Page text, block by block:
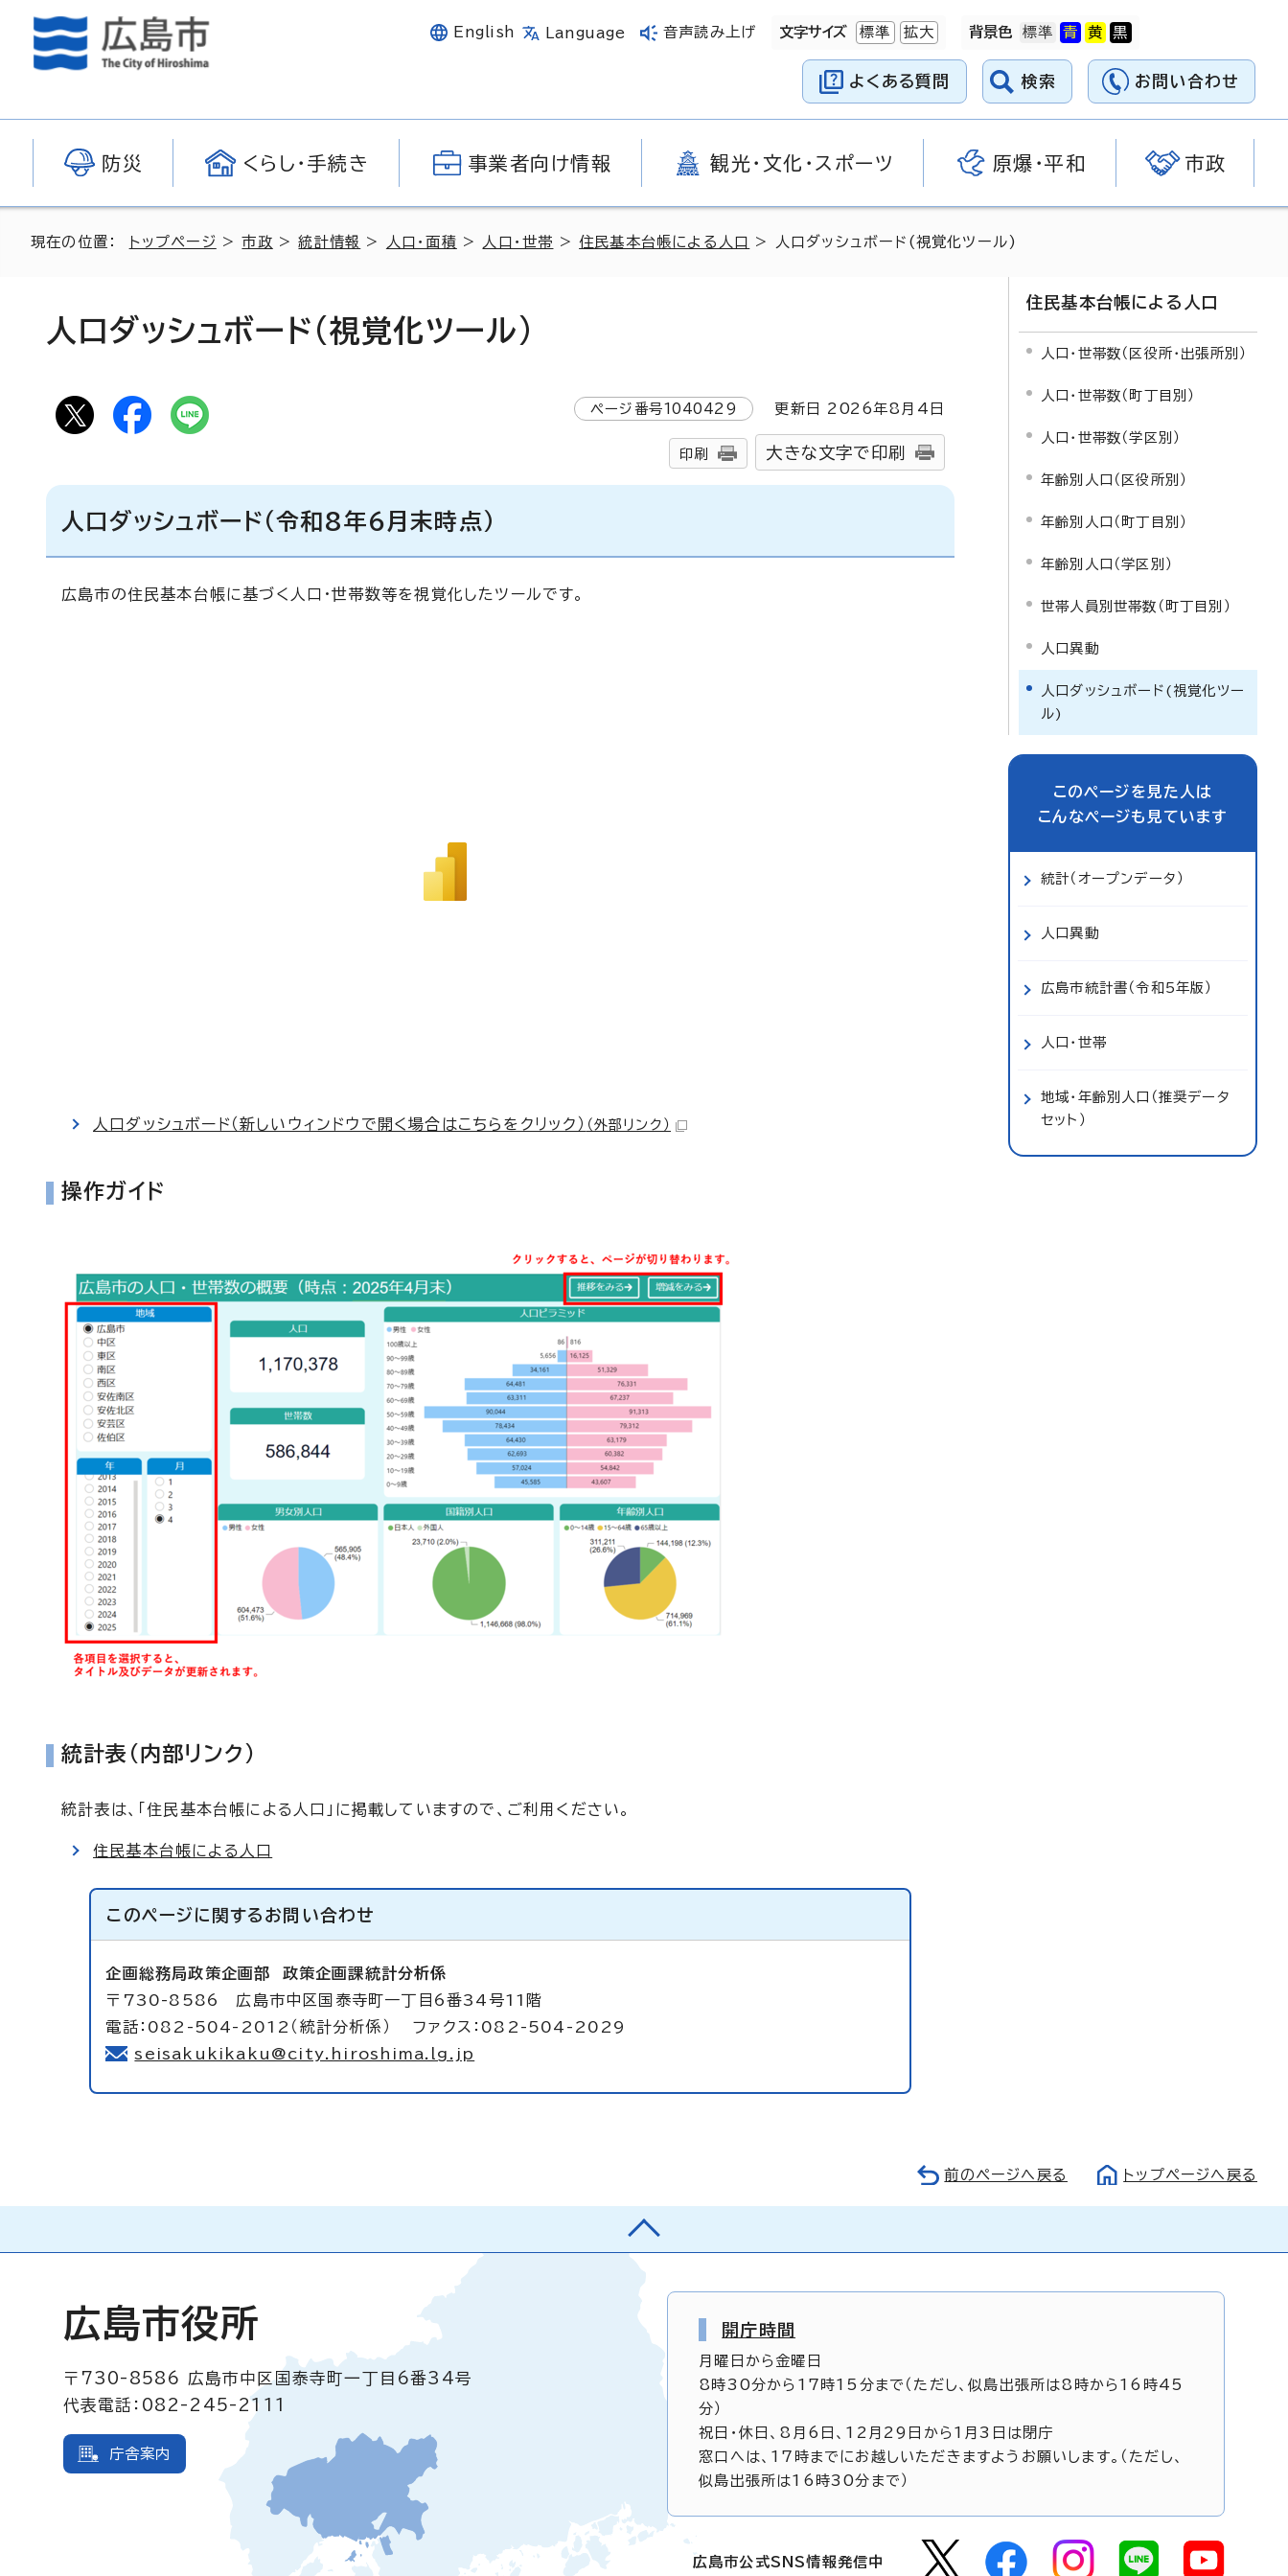
English Language 音声読み上げ 文字サイズ 標準 拡大 背景色
よくある質問 検索 お問い合わせ
防災 くらし・手続き 事業者向け情報 観光・文化・スポーツ 原爆・平和 市政
現在の位置： トップページ >市政 >統計情報 > 人口・面積 > 人口・世帯 >住民基本台帳による人口 > 人口ダッシュボード(視覚化ツール)
人口ダッシュボード(視覚化ツール)
ページ番号1040429 更新日 2026年8月4日
印刷 大きな文字で印刷
人口ダッシュボード（令和8年6月末時点）
広島市の住民基本台帳に基づく人口・世帯数等を視覚化したツールです。
人口ダッシュボード（新しいウィンドウで開く場合はこちらをクリック） （外部リンク）
操作ガイド
統計表(内部リンク)
統計表は、「住民基本台帳による人口」に掲載していますので、ご利用ください。
住民基本台帳による人口
このページに関する お問い合わせ
企画総務局政策企画部 政策企画課統計分析係
〒730-8586 広島市中区国泰寺町一丁目6番34号11階
電話：082-504-2012（統計分析係） ファクス：082-504-2029
seisakukikaku@city.hiroshima.lg.jp
住民基本台帳による人口
人口・世帯数（区役所・出張所別）
人口・世帯数（町丁目別）
人口・世帯数（学区別）
年齢別人口（区役所別）
年齢別人口（町丁目別）
年齢別人口（学区別）
世帯人員別世帯数（町丁目別）
人口異動
人口ダッシュボード(視覚化ツー
ル)
このページを見た人は
こんなページも見ています
統計（オープンデータ）
人口異動
広島市統計書（令和5年版）
人口・世帯
地域・年齢別人口（推奨データ
セット）
前のページへ戻る トップページへ戻る
広島市役所
〒730-8586
広島市中区国泰寺町一丁目6番34号
代表電話：082-245-2111
庁舎案内
開庁時間
月曜日から金曜日
8時30分から17時15分まで（ただし、似島出張所は8時から16時45
分）
祝日・休日、8月6日、12月29日から1月3日は閉庁
窓口へは、17時までにお越しいただきますようお願いします。（ただし、
似島出張所は16時30分まで）
広島市公式SNS情報発信中